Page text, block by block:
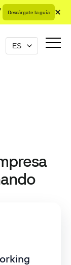
Descárgate la guía